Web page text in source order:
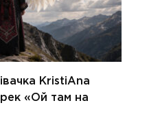
KristiAna
«Ой там на